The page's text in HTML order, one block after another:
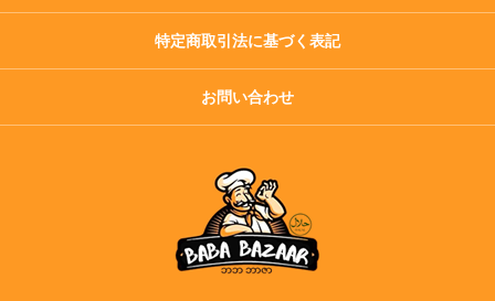
特定商取引法に基づく表記
お問い合わせ